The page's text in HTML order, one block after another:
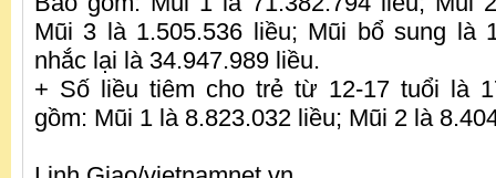
Mũi 3 là 1.505.536 liều; Mũi bổ sung là
nhắc lại là 34.947.989 liều.
+ Số liều tiêm cho trẻ từ 12-17 tuổi là
gồm: Mũi 1 là 8.823.032 liều; Mũi 2 là